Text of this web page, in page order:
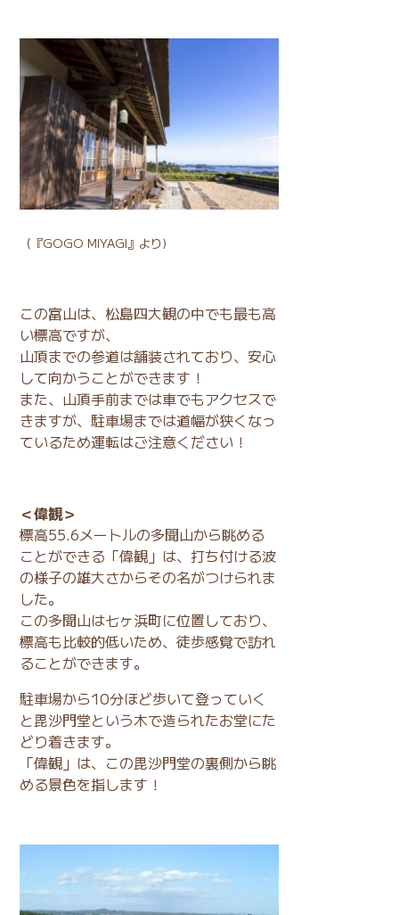
（ 『GOGO MIYAGI』 より)
この富山は、松島四大観の中でも最も高
い標高ですが、
山頂までの参道は舗装されており、安心
して向かうことができます！
また、山頂手前までは車でもアクセスで
きますが、駐車場までは道幅が狭くなっ
ているため運転はご注意ください！
＜偉観＞
標高55.6メートルの多聞山から眺める
ことができる「偉観」は、打ち付ける波
の様子の雄大さからその名がつけられま
した。
この多聞山は七ヶ浜町に位置しており、
標高も比較的低いため、徒歩感覚で訪れ
ることができます。
駐車場から10分ほど歩いて登っていく
と毘沙門堂という木で造られたお堂にた
どり着きます。
「偉観」は、この毘沙門堂の裏側から眺
める景色を指します！